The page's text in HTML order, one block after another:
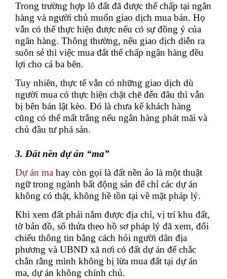
Trong trường hợp lô đất đã được thế chấp tại ngân
hàng và người chủ muốn giao dịch mua bán. Họ
vẫn có thể thực hiện được nếu có sự đồng ý của
ngân hàng. Thông thường, nếu giao dịch diễn ra
suôn sẻ thì việc mua đất thế chấp ngân hàng đều
lợi cho cả ba bên.
Tuy nhiên, thực tế vẫn có những giao dịch dù
người mua có thực hiện chặt chẽ đến đâu thì vẫn
bị bên bán lật kèo. Đó là chưa kể khách hàng
cũng có thể mất trắng nếu ngân hàng phát mãi và
chủ đầu tư phá sản.
3. Đất nền dự án “ma”
Dự án ma hay còn gọi là đất nền ảo là một thuật
ngữ trong ngành bất động sản để chỉ các dự án
không có thật, không hề tồn tại về mặt pháp lý.
Khi xem đất phải nắm được địa chỉ, vị trí khu đất,
tờ bản đồ, số thửa theo hồ sơ pháp lý đã xem, đối
chiếu thông tin bằng cách hỏi người dân địa
phương và UBND xã nơi có đất dự án để chắc
chắn rằng mình không bị lừa mua đất tại dự án
ma, dự án không chính chủ.